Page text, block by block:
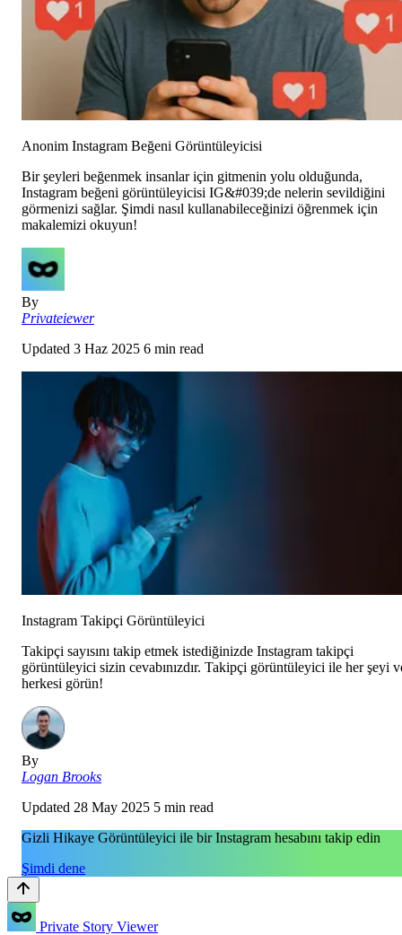
Anonim Instagram Beğeni Görüntüleyicisi
Bir şeyleri beğenmek insanlar için gitmenin yolu olduğunda,
Instagram beğeni görüntüleyicisi IG&#039;de nelerin sevildiğini
görmenizi sağlar. Şimdi nasıl kullanabileceğinizi öğrenmek için
makalemizi okuyun!
By
Privateiewer
Updated 3 Haz 2025 6 min read
Instagram Takipçi Görüntüleyici
Takipçi sayısını takip etmek istediğinizde Instagram takipçi
görüntüleyici sizin cevabınızdır. Takipçi görüntüleyici ile her şeyi
herkesi görün!
By
Logan Brooks
Updated 28 May 2025 5 min read
Gizli Hikaye Görüntüleyici ile bir Instagram hesabını takip edin
Şimdi dene
Private Story Viewer